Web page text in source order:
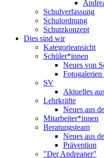
Schulverfassung
Schulordnung
Schutzkonzept
Dies sind wir
Kategorieansicht
Schüler*innen
Neues von
SV
Aktuelles
Lehrkräfte
Neues aus
Mitarbeiter*innen
Beratungsteam
Neues aus
Prävention
"Der Andreaner"